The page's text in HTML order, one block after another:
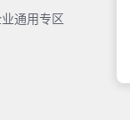
通用专区